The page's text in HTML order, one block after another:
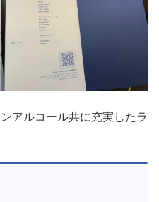
アルコール共に充実したラ